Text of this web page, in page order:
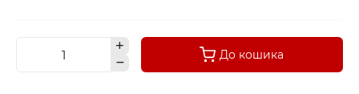
До кошика